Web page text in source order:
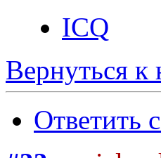
ICQ
Вернуться к
Ответить